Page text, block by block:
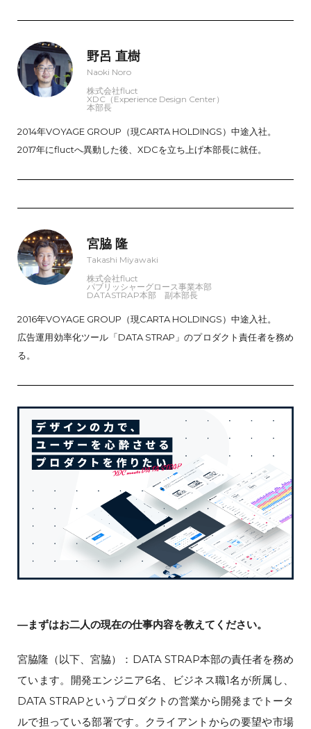
野呂 直樹
Naoki Noro
株式会社fluct
XDC（Experience Design Center）
本部長
2014年VOYAGE GROUP（現CARTA HOLDINGS）中途入社。
2017年にfluctへ異動した後、XDCを立ち上げ本部長に就任。
宮脇 隆
Takashi Miyawaki
株式会社fluct
パブリッシャーグロース事業本部
DATASTRAP本部 副本部長
2016年VOYAGE GROUP（現CARTA HOLDINGS）中途入社。
広告運用効率化ツール「DATA STRAP」のプロダクト責任者を務め
る。
―まずはお二人の現在の仕事内容を教えてください。
宮脇隆（以下、宮脇）：DATA STRAP本部の責任者を務め
ています。開発エンジニア6名、ビジネス職1名が所属し、
DATA STRAPというプロダクトの営業から開発までトータ
ルで担っている部署です。クライアントからの要望や市場